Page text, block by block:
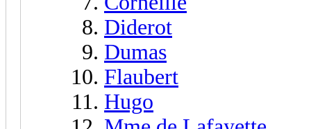
Diderot
Dumas
Flaubert
Hugo